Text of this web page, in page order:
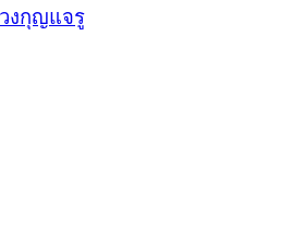
งกุญแจรู